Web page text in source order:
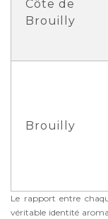
Côte de
Brouilly
Brouilly
Le rapport entre
véritable identité